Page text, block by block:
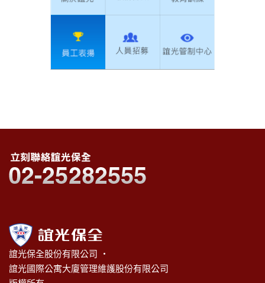
誼光保全股份有限公司 ‧
誼光國際公寓大廈管理維護股份有限公司